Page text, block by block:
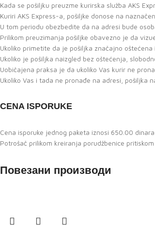
Kada se pošiljku preuzme kurirska služba AKS
Kuriri AKS Express-a, pošiljke donose na
U tom periodu obezbedite da na adresi bude
Prilikom preuzimanja pošiljke obavezno je da
Ukoliko primetite da je pošiljka značajno
Ukoliko je pošiljka naizgled bez oštećenja,
Uobičajena praksa je da ukoliko Vas kurir ne
Ukoliko Vas i tada ne pronađe na adresi, pošiljka
CENA ISPORUKE
Cena isporuke jednog paketa iznosi 650.00
Potrošač prilikom kreiranja porudžbenice
Повезани производи